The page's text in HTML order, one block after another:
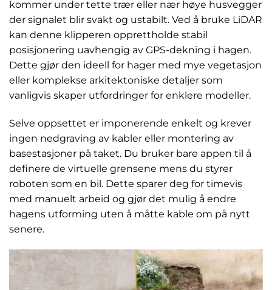
kommer under tette trær eller nær høye husvegger
der signalet blir svakt og ustabilt. Ved å bruke LiDAR
kan denne klipperen opprettholde stabil
posisjonering uavhengig av GPS-dekning i hagen.
Dette gjør den ideell for hager med mye vegetasjon
eller komplekse arkitektoniske detaljer som
vanligvis skaper utfordringer for enklere modeller.
Selve oppsettet er imponerende enkelt og krever
ingen nedgraving av kabler eller montering av
basestasjoner på taket. Du bruker bare appen til å
definere de virtuelle grensene mens du styrer
roboten som en bil. Dette sparer deg for timevis
med manuelt arbeid og gjør det mulig å endre
hagens utforming uten å måtte kable om på nytt
senere.